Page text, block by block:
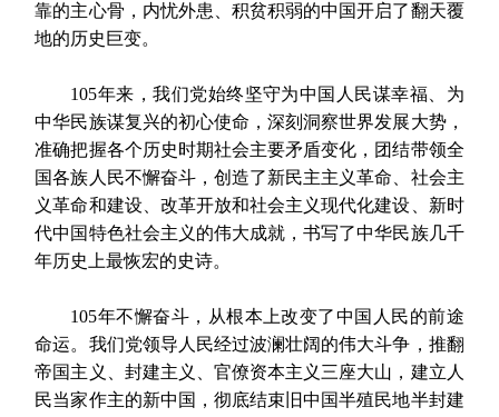
靠的主心骨，内忧外患、积贫积弱的中国开启了翻天覆
地的历史巨变。
105年来，我们党始终坚守为中国人民谋幸福、为
中华民族谋复兴的初心使命，深刻洞察世界发展大势，
准确把握各个历史时期社会主要矛盾变化，团结带领全
国各族人民不懈奋斗，创造了新民主主义革命、社会主
义革命和建设、改革开放和社会主义现代化建设、新时
代中国特色社会主义的伟大成就，书写了中华民族几千
年历史上最恢宏的史诗。
105年不懈奋斗，从根本上改变了中国人民的前途
命运。我们党领导人民经过波澜壮阔的伟大斗争，推翻
帝国主义、封建主义、官僚资本主义三座大山，建立人
民当家作主的新中国，彻底结束旧中国半殖民地半封建